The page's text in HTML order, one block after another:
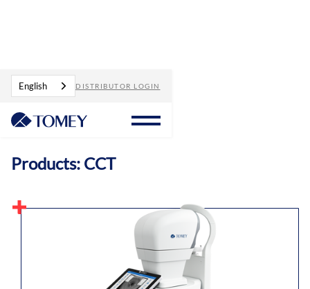
English DISTRIBUTOR LOGIN
Products CCT
Products: CCT